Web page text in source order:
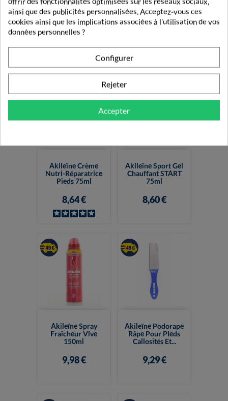
Akileïne Crème
Anti-Transpirante
Transpiration...
Akileïne Gel Déo
Anti-Transpirant
Transpiration...
Akileïne Crème
Nutri-Réparatrice
Pieds 75ml
8,64 €
Akileïne Sport Gel
Chauffant START
75ml
8,60 €
Akileïne Spray
Fraîcheur Vive
150ml
9,98 €
Akileïne Podorape
Râpe Pour Pieds
Callosités Et...
9,29 €
ainsi que des publicités personnalisées. Acceptez-vous ces
cookies ainsi que les implications associées à l'utilisation de vos
données personnelles ?
Configurer
Rejeter
Accepter